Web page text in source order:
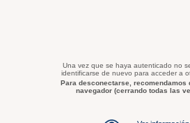
Una vez que se haya autenticado no
identificarse de nuevo para acceder a
Para desconectarse, recomendamos
navegador (cerrando todas las